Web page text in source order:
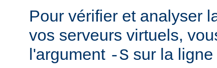
Pour vérifier et analyser
vos serveurs virtuels,
l'argument -S sur la